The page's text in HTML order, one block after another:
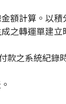
額計算。以
之轉運單建
款之系統紀錄